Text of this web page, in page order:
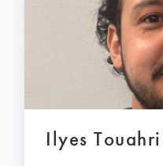
Ilyes Touahri